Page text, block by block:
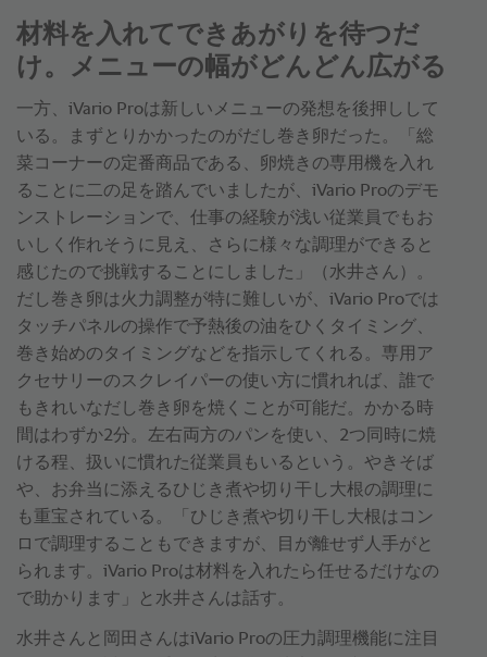
材料を入れてできあがりを待つだ
け。メニューの幅がどんどん広がる
一方、iVario Proは新しいメニューの発想を後押しして
いる。まずとりかかったのがだし巻き卵だった。「総
菜コーナーの定番商品である、卵焼きの専用機を入れ
ることに二の足を踏んでいましたが、iVario Proのデモ
ンストレーションで、仕事の経験が浅い従業員でもお
いしく作れそうに見え、さらに様々な調理ができると
感じたので挑戦することにしました」（水井さん）。
だし巻き卵は火力調整が特に難しいが、iVario Proでは
タッチパネルの操作で予熱後の油をひくタイミング、
巻き始めのタイミングなどを指示してくれる。専用ア
クセサリーのスクレイパーの使い方に慣れれば、誰で
もきれいなだし巻き卵を焼くことが可能だ。かかる時
間はわずか2分。左右両方のパンを使い、2つ同時に焼
ける程、扱いに慣れた従業員もいるという。やきそば
や、お弁当に添えるひじき煮や切り干し大根の調理に
も重宝されている。「ひじき煮や切り干し大根はコン
ロで調理することもできますが、目が離せず人手がと
られます。iVario Proは材料を入れたら任せるだけなの
で助かります」と水井さんは話す。
水井さんと岡田さんはiVario Proの圧力調理機能に注目